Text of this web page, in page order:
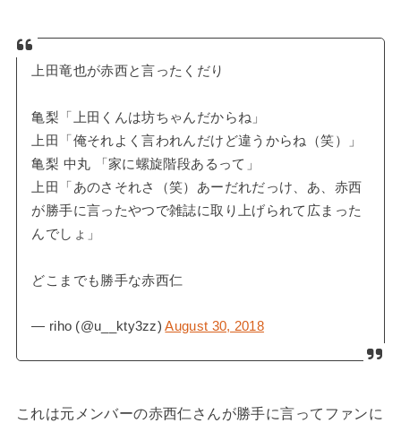
上田竜也が赤西と言ったくだり
亀梨「上田くんは坊ちゃんだからね」
上田「俺それよく言われんだけど違うからね（笑）」
亀梨 中丸 「家に螺旋階段あるって」
上田「あのさそれさ（笑）あーだれだっけ、あ、赤西
が勝手に言ったやつで雑誌に取り上げられて広まった
んでしょ」
どこまでも勝手な赤西仁
— riho (@u__kty3zz)August 30, 2018
これは元メンバーの赤西仁さんが勝手に言ってファンに